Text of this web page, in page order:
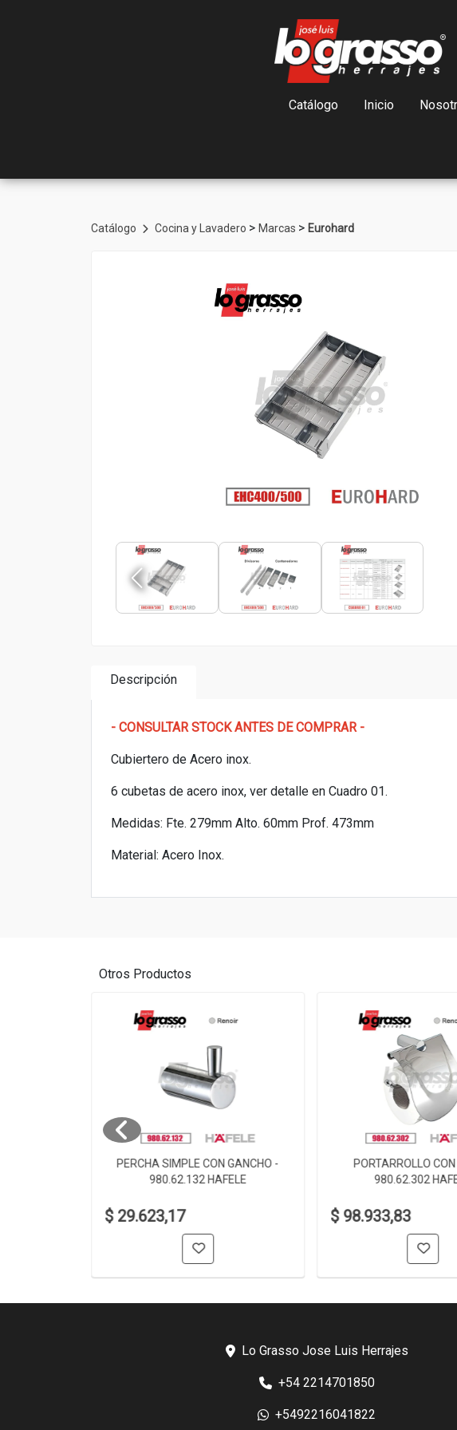
Catálogo Inicio
Catálogo Cocina y Lavadero > Marcas > Eurohard
Descripción
- CONSULTAR STOCK ANTES DE COMPRAR -
Cubiertero de Acero inox.
6 cubetas de acero inox, ver detalle en Cuadro 01.
Medidas: Fte. 279mm Alto. 60mm Prof. 473mm
Material: Acero Inox.
Otros Productos
PERCHA SIMPLE CON GANCHO -
980.62.132 HAFELE
$ 29.623,17
PORTARROLLO
980.62.302
$ 98.933,83
Lo Grasso Jose Luis Herrajes
+54 2214701850
+5492216041822